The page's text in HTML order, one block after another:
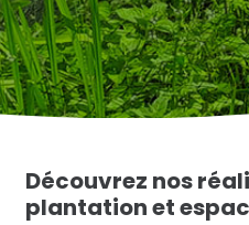
Découvrez nos
plantation et